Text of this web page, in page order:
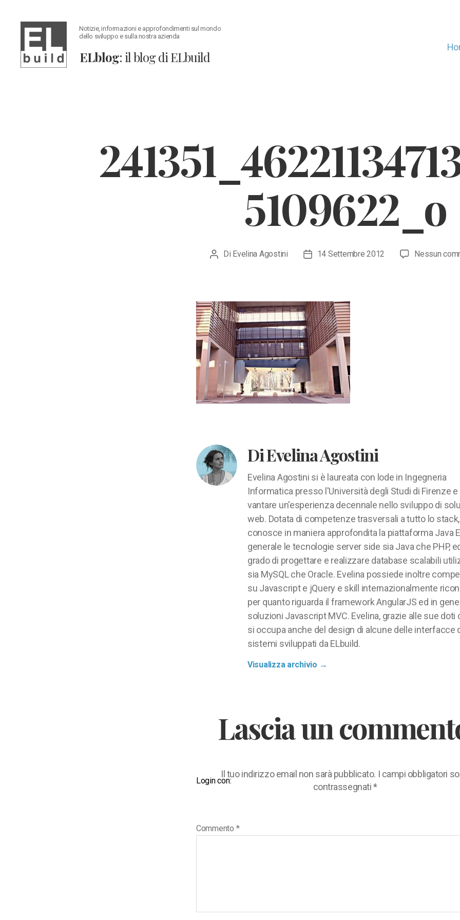
Notizie, informazioni e approfondimenti sul mondo
dello sviluppo e sulla nostra azienda
ELblog: il blog di ELbuild
5109622_o
Autore
Di Evelina Agostini
Data14 Settembre 2012 Nessun
Di Evelina Agostini
Evelina Agostini si è laureata con lode in Ingegneria
Informatica presso l'Università degli Studi di Firenze e
vantare un'esperienza decennale nello sviluppo di
web. Dotata di competenze trasversali a tutto lo stack,
conosce in maniera approfondita la piattaforma Java
generale le tecnologie server side sia Java che PHP,
grado di progettare e realizzare database scalabili
sia MySQL che Oracle. Evelina possiede inoltre
su Javascript e jQuery e skill internazionalmente
per quanto riguarda il framework AngularJS ed in
soluzioni Javascript MVC. Evelina, grazie alle sue doti
si occupa anche del design di alcune delle interfacce
sistemi sviluppati da ELbuild.
Visualizza archivio →
Lascia un
Login con:
Il tuo indirizzo email non sarà pubblicato. I campi obbligatori
contrassegnati*
Commento *